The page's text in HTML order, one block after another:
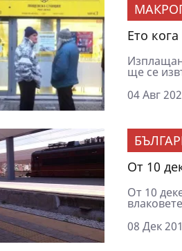
Ето
ще се
04 Авг
От 10
От 10
08 Дек